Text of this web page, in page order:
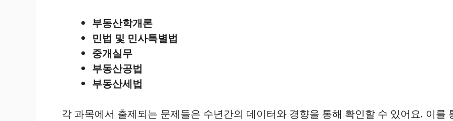
부동산학개론
민법 및 민사특별법
중개실무
부동산공법
부동산세법
각 과목에서 출제되는 문제들은 수년간의 데이터와 경향을 통해 확인할 수 있어요. 이를